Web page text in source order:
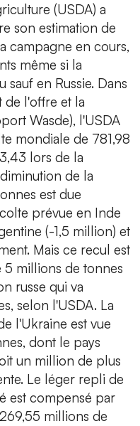
(USDA) a
son estimation de
campagne en cours,
même si la
en Russie. Dans
de l'offre et la
Wasde), l'USDA
mondiale de 781,98
lors de la
de la
est due
prévue en Inde
(-1,5 million) et
Mais ce recul est
5 millions de tonnes
russe qui va
selon l'USDA. La
l'Ukraine est vue
dont le pays
un million de plus
Le léger repli de
est compensé par
millions de